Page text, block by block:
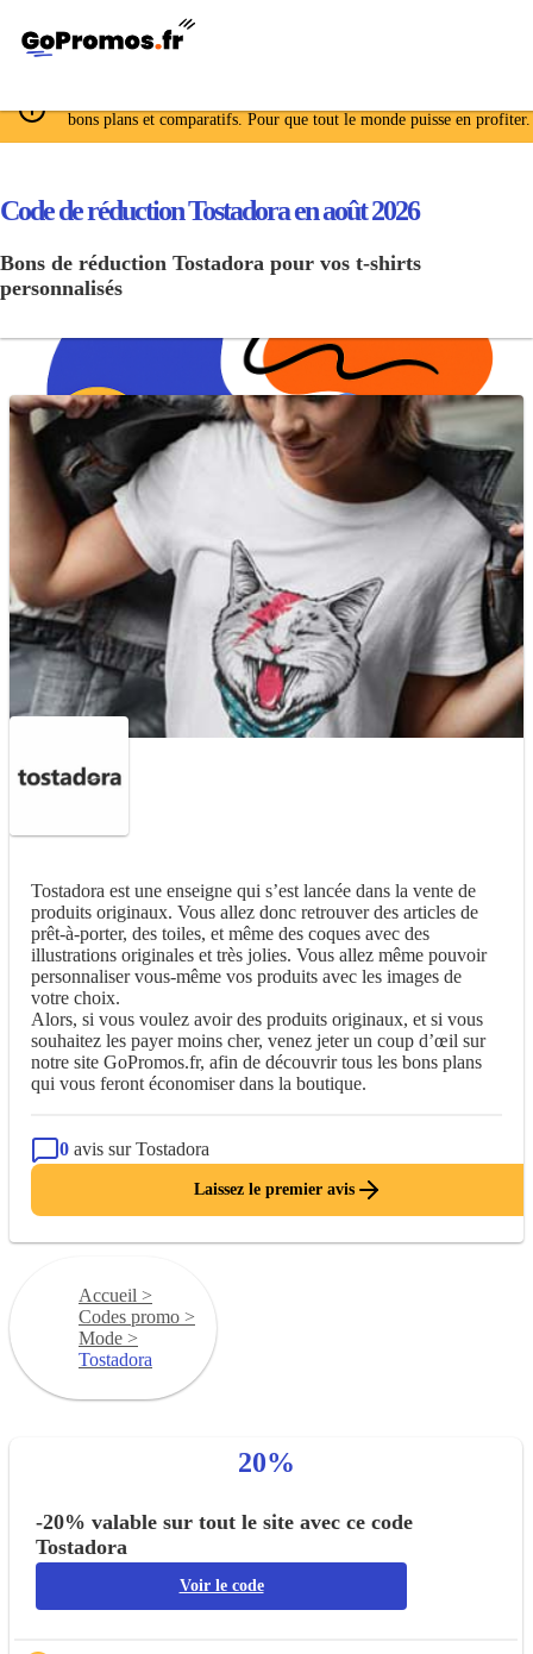
bons plans et comparatifs. Pour que tout le monde puisse en profiter.
Code de réduction Tostadora en août 2026
Bons de réduction Tostadora pour vos t-shirts
personnalisés
Tostadora est une enseigne qui s’est lancée dans la vente de
produits originaux. Vous allez donc retrouver des articles de
prêt-à-porter, des toiles, et même des coques avec des
illustrations originales et très jolies. Vous allez même pouvoir
personnaliser vous-même vos produits avec les images de
votre choix.
Alors, si vous voulez avoir des produits originaux, et si vous
souhaitez les payer moins cher, venez jeter un coup d’œil sur
notre site GoPromos.fr, afin de découvrir tous les bons plans
qui vous feront économiser dans la boutique.
0 avis sur Tostadora
Laissez le premier avis
Accueil >
Codes promo >
Mode >
Tostadora
20%
-20% valable sur tout le site avec ce code
Tostadora
Voir le code